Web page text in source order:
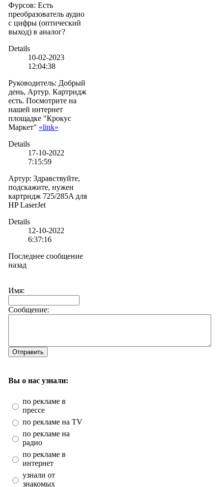
Фурсов: Есть
преобразователь аудио
с цифры (оптический
выход) в аналог?
Details
10-02-2023
12:04:38
Руководитель: Добрый
день, Артур. Картридж
есть. Посмотрите на
нашей интернет
площадке "Крокус
Маркет" «link»
Details
17-10-2022
7:15:59
Артур: Здравствуйте,
подскажите, нужен
картридж 725/285A для
HP LaserJet
Details
12-10-2022
6:37:16
Последнее сообщение
назад
Имя:
Сообщение:
Отправить
Вы о нас узнали:
по рекламе в
прессе
по рекламе на TV
по рекламе на
радио
по рекламе в
интернет
узнали от
знакомых